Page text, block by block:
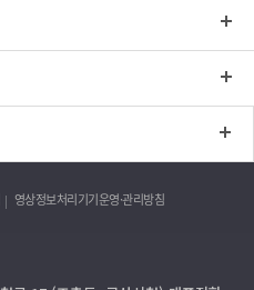
영상정보처리기기운영·관리방침